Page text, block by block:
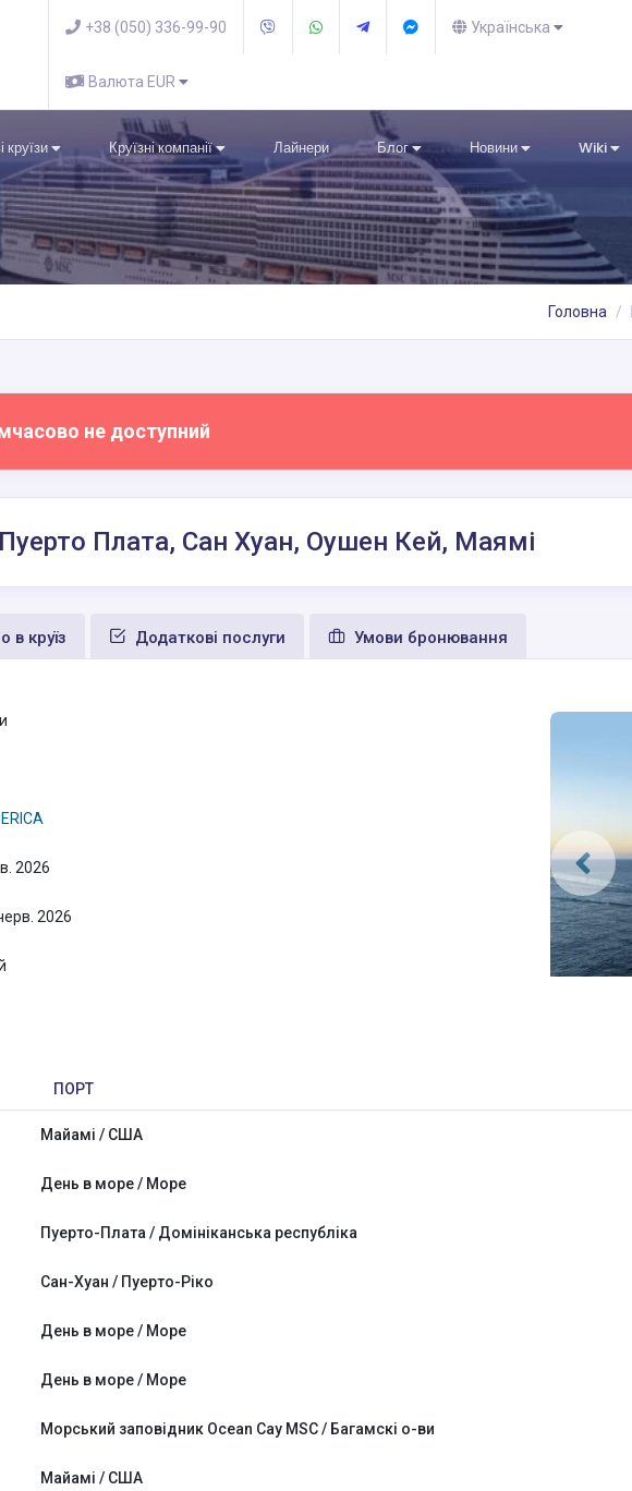
+38 (050) 336-99-90 Українська
Валюта EUR
круїзи Круїзні компанії Лайнери Блог Новини Wiki
Головна
не доступний
Плата, Сан Хуан, Оушен Кей, Маямі
в круїз Додаткові послуги Умови бронювання
2026
2026
ПОРТ
Майамі / США
День в море / Море
Пуерто-Плата / Домініканська республіка
Сан-Хуан / Пуерто-Ріко
День в море / Море
День в море / Море
Морський заповідник Ocean Cay MSC / Багамскі о-ви
Майамі / США